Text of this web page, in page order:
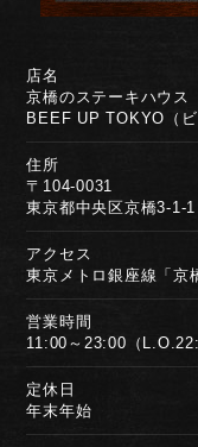
店名
京橋のステーキハウス
BEEF UP TOKYO（ビ
住所
〒104-0031
東京都中央区京橋3-1-
アクセス
東京メトロ銀座線「京
営業時間
11:00～23:00（
定休日
年末年始